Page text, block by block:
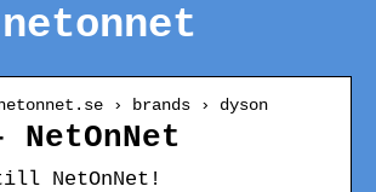
› brands › dyson
NetOnNet
till NetOnNet!